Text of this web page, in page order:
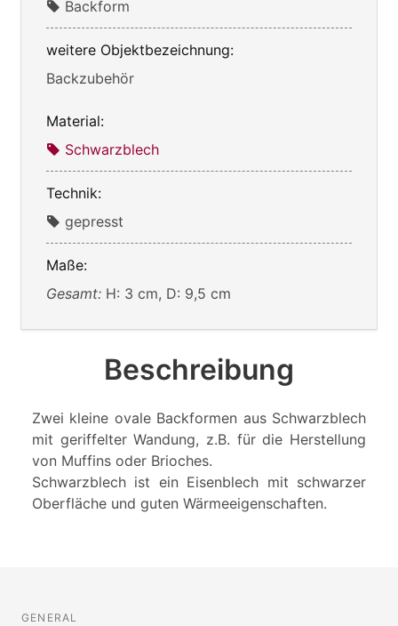
Backform
weitere Objektbezeichnung:
Backzubehör
Material:
Schwarzblech
Technik:
gepresst
Maße:
Gesamt: H: 3 cm, D: 9,5 cm
Beschreibung
Zwei kleine ovale Backformen aus Schwarzblech
mit geriffelter Wandung, z.B. für die Herstellung
von Muffins oder Brioches.
Schwarzblech ist ein Eisenblech mit schwarzer
Oberfläche und guten Wärmeeigenschaften.
GENERAL